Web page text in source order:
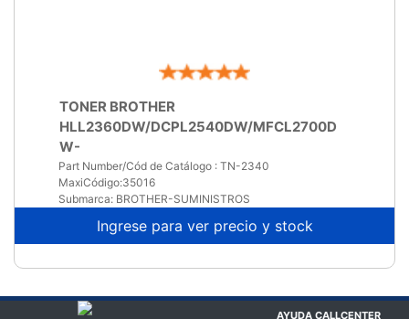
Part Number/Cód de Catálogo : TN-2340
MaxiCódigo:35016
Submarca: BROTHER-SUMINISTROS
Ingrese para ver precio y stock
AYUDA CALLCENTER